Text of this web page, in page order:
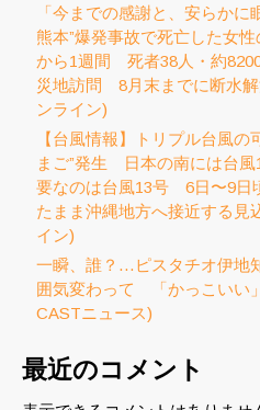
「今までの感謝と、安らか
熊本”爆発事故で死亡した女
から1週間 死者38人・約
災地訪問 8月末までに断水
ンライン)
【台風情報】トリプル台風
まご”発生 日本の南には台
要なのは台風13号 6日〜9日
たまま沖縄地方へ接近する
イン)
一瞬、誰？…ピスタチオ伊地
囲気変わって 「かっこいい
CASTニュース)
最近のコメント